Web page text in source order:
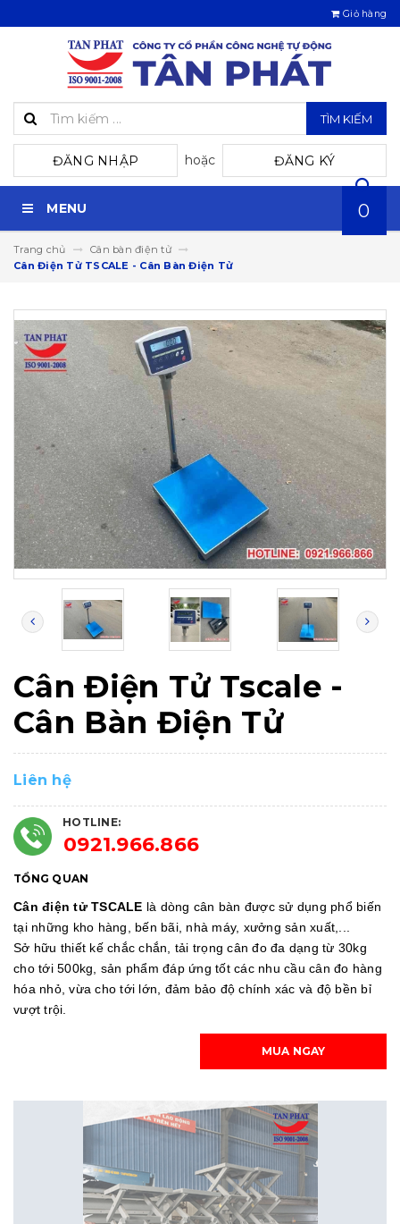
Giỏ hàng
TÌM KIẾM
ĐĂNG NHẬP hoặc ĐĂNG KÝ
MENU 0
Trang chủ
Cân bàn điện tử
Cân Điện Tử TSCALE - Cân Bàn Điện Tử
Cân Điện Tử Tscale -
Cân Bàn Điện Tử
Liên hệ
HOTLINE:
0921.966.866
TỔNG QUAN
Cân điện tử TSCALE là dòng cân bàn được sử dụng phổ biến
tại những kho hàng, bến bãi, nhà máy, xưởng sản xuất,...
Sở hữu thiết kế chắc chắn, tải trọng cân đo đa dạng từ 30kg
cho tới 500kg, sản phẩm đáp ứng tốt các nhu cầu cân đo hàng
hóa nhỏ, vừa cho tới lớn, đảm bảo độ chính xác và độ bền bỉ
vượt trội.
MUA NGAY